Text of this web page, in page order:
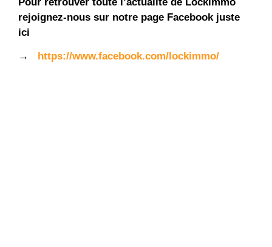
rejoignez-nous sur notre page Facebook juste
ici
→ https://www.facebook.com/lockimmo/